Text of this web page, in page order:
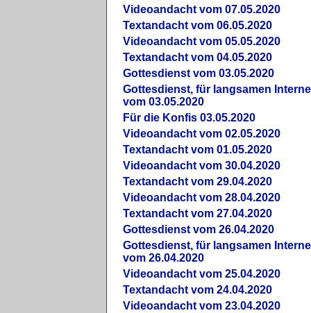
Videoandacht vom 07.05.2020
Textandacht vom 06.05.2020
Videoandacht vom 05.05.2020
Textandacht vom 04.05.2020
Gottesdienst vom 03.05.2020
Gottesdienst, für langsamen
vom 03.05.2020
Für die Konfis 03.05.2020
Videoandacht vom 02.05.2020
Textandacht vom 01.05.2020
Videoandacht vom 30.04.2020
Textandacht vom 29.04.2020
Videoandacht vom 28.04.2020
Textandacht vom 27.04.2020
Gottesdienst vom 26.04.2020
Gottesdienst, für langsamen
vom 26.04.2020
Videoandacht vom 25.04.2020
Textandacht vom 24.04.2020
Videoandacht vom 23.04.2020